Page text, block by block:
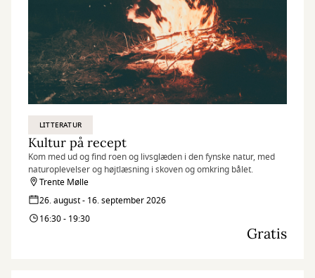
LITTERATUR
Kultur på recept
Kom med ud og find roen og livsglæden i den fynske natur, med
naturoplevelser og højtlæsning i skoven og omkring bålet.
Trente Mølle
26. august - 16. september 2026
16:30 - 19:30
Gratis